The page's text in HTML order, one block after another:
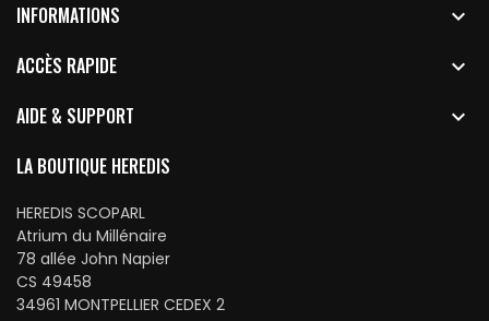
INFORMATIONS

ACCÈS RAPIDE

AIDE & SUPPORT

LA BOUTIQUE HEREDIS
HEREDIS SCOPARL
Atrium du Millénaire
78 allée John Napier
CS 49458
34961 MONTPELLIER CEDEX 2